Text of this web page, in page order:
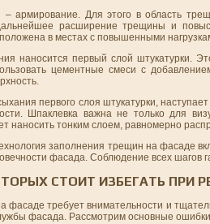
армирование. Для этого в область
расширение трещины и
в местах с повышенными
наносится первый слой штукатурки.
цементные смеси с
первого слоя штукатурки,
Шпаклевка важна не только для
наносить тонким слоем, равномерно
заполнения трещин на фасаде
фасада. Соблюдение всех
СТОИТ ИЗБЕГАТЬ ПРИ
фасаде требует внимательности и
фасада. Рассмотрим основные